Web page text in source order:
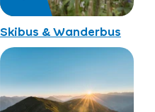
Skibus & Wanderbus